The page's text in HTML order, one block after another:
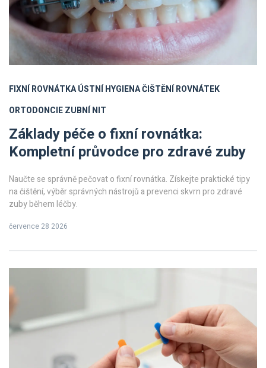
FIXNÍ ROVNÁTKAÚSTNÍ HYGIENAČIŠTĚNÍ ROVNÁTEK
ORTODONCIEZUBNÍ NIT
Základy péče o fixní rovnátka:
Kompletní průvodce pro zdravé zuby
Naučte se správně pečovat o fixní rovnátka. Získejte praktické tipy
na čištění, výběr správných nástrojů a prevenci skvrn pro zdravé
zuby během léčby.
července 28 2026